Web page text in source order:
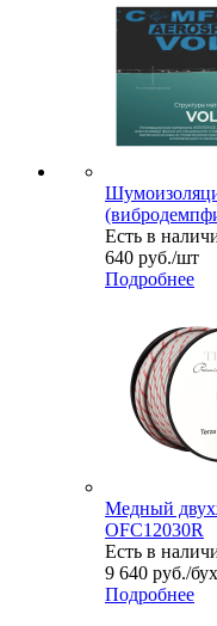
Есть в
640 руб./шт
Подробнее
Медный
OFC12030R
Есть в
9 640 руб./
Подробнее